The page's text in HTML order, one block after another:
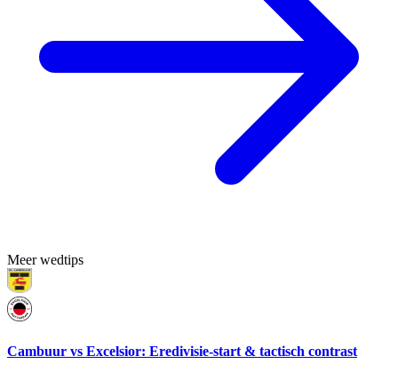
Meer wedtips
Cambuur vs Excelsior: Eredivisie-start & tactisch contrast